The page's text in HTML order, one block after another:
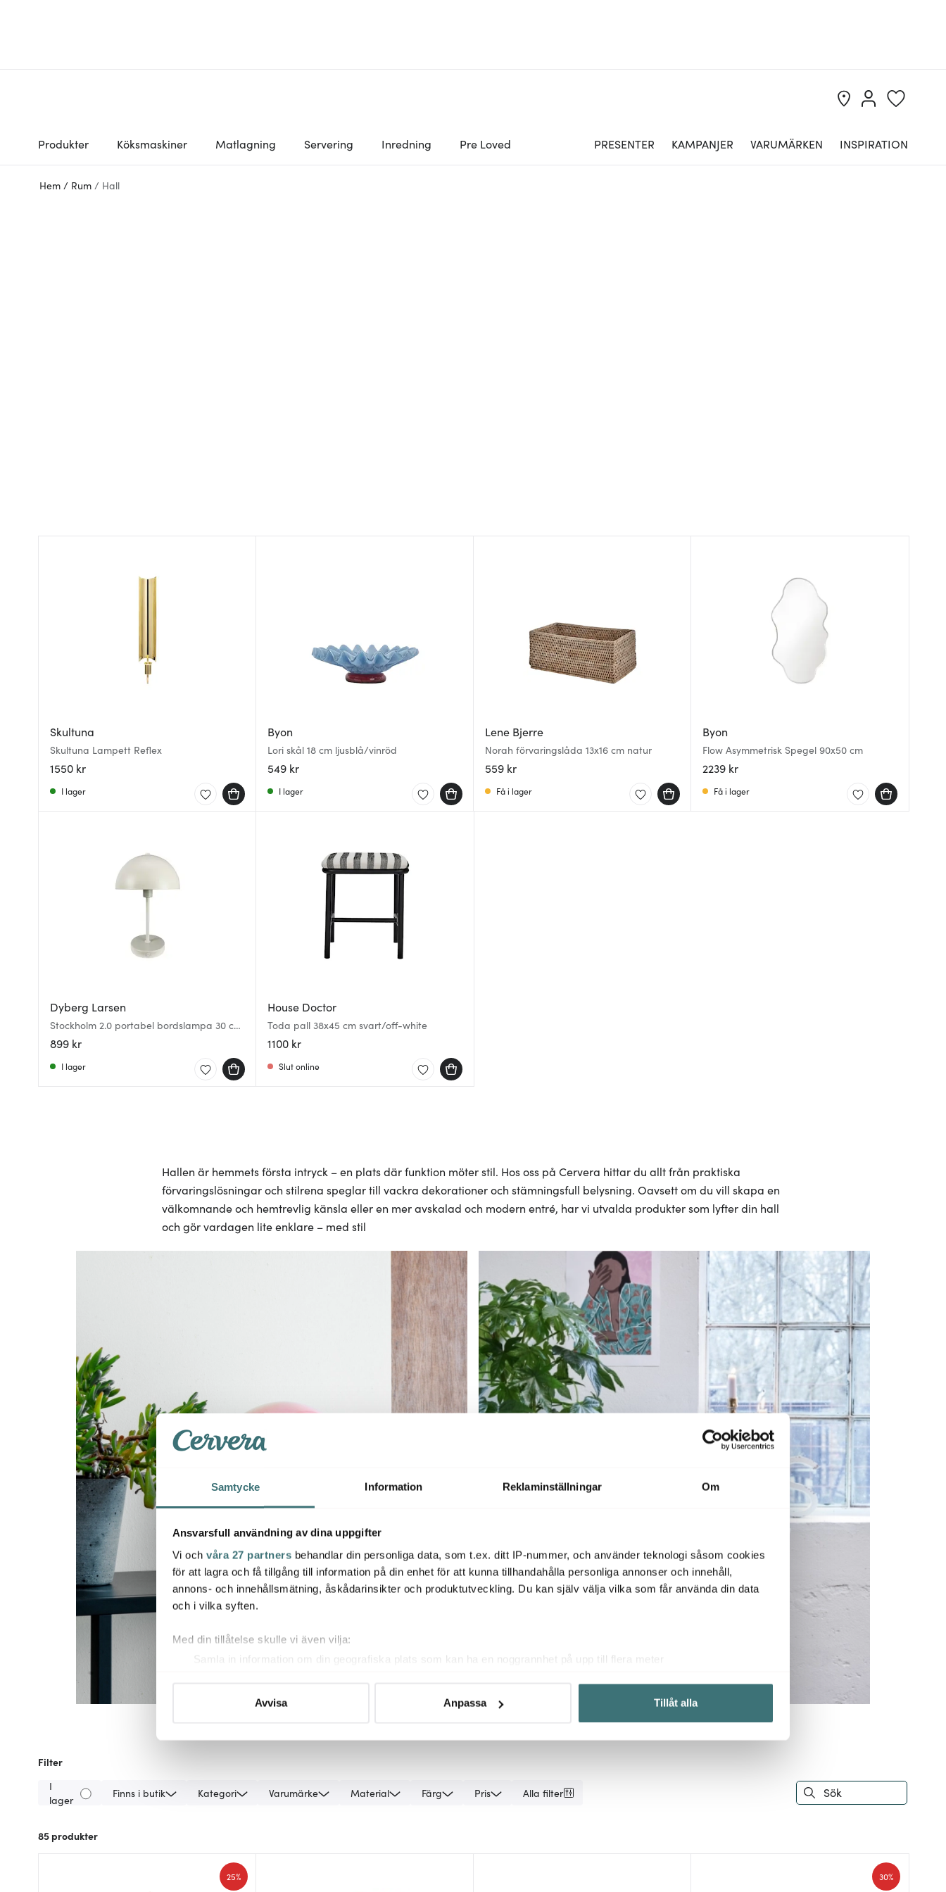
Samtycke Information Reklaminställningar Om
Ansvarsfull användning av dina uppgifter
Vi och våra 27 partners behandlar din personliga data, som t.ex. ditt IP-nummer, och använder teknologi såsom cookies
för att lagra och få tillgång till information på din enhet för att kunna tillhandahålla personliga annonser och innehåll,
annons- och innehållsmätning, åskådarinsikter och produktutveckling. Du kan själv välja vilka som får använda din data
och i vilka syften.
Med din tillåtelse skulle vi även vilja:
Samla in information om din geografiska plats som kan ha en noggrannhet på upp till flera meter
detaljsektionen
eller dra tillbaka ditt samtycke när som helst från cookie-förklaringen.
Avvisa Anpassa Tillåt alla
Produkter Köksmaskiner Matlagning Servering Inredning Pre Loved PRESENTER KAMPANJER VARUMÄRKEN INSPIRATION
Hem / Rum / Hall
Skultuna
Skultuna Lampett Reflex
1550 kr
I lager
Byon
Lori skål 18 cm ljusblå/vinröd
549 kr
I lager
Lene Bjerre
Norah förvaringslåda 13x16 cm natur
559 kr
Få i lager
Byon
Flow Asymmetrisk Spegel 90x50 cm
2239 kr
Få i lager
Dyberg Larsen
Stockholm 2.0 portabel bordslampa 30 cm
pärlvit
899 kr
I lager
House Doctor
Toda pall 38x45 cm svart/off-white
1100 kr
Slut online
Hallen är hemmets första intryck – en plats där funktion möter stil. Hos oss på Cervera hittar du allt från praktiska
förvaringslösningar och stilrena speglar till vackra dekorationer och stämningsfull belysning. Oavsett om du vill skapa en
välkomnande och hemtrevlig känsla eller en mer avskalad och modern entré, har vi utvalda produkter som lyfter din hall
och gör vardagen lite enklare – med stil
Filter
I
lager
Finns i butik Kategori Varumärke Material Färg Pris Alla filter
85 produkter
25% 30%